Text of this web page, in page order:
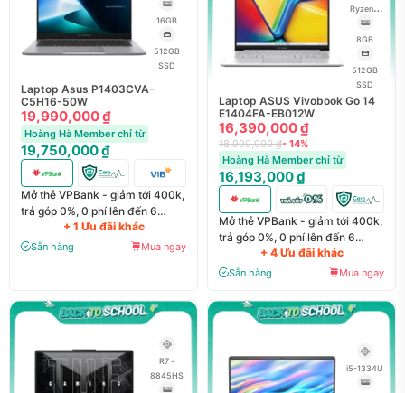
16GB
512GB
SSD
Laptop Asus P1403CVA-
C5H16-50W
19,990,000 ₫
Hoàng Hà Member chỉ từ
19,750,000 ₫
Mở thẻ VPBank - giảm tới 400k,
trả góp 0%, 0 phí lên đến 6
+ 1 Ưu đãi khác
Sẵn hàng Mua ngay
Ryzen 5
40
8GB
512GB
SSD
Laptop ASUS Vivobook Go 14
E1404FA-EB012W
16,390,000 ₫
18,990,000 ₫- 14%
Hoàng Hà Member chỉ từ
16,193,000 ₫
Mở thẻ VPBank - giảm tới 400k,
trả góp 0%, 0 phí lên đến 6
+ 4 Ưu đãi khác
Sẵn hàng Mua ngay
R7 -
8845HS
i5-1334U